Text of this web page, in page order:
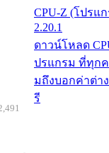
CPU-Z (โปรแ
2.20.1
ดาวน์โหลด
ปรแกรม ที่ทุกค
มถึงบอกค่าต่า
รี